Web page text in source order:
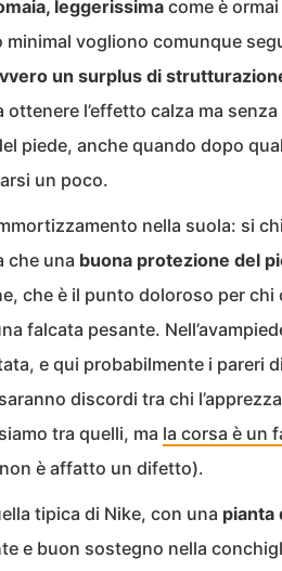
leggerissimacome è
vogliono comunque
un surplus di
ottenere l’effetto calza ma
piede, anche quando dopo
un poco.
nella suola: si
che una buona protezione del
che è il punto doloroso per
falcata pesante.
e qui probabilmente i pareri
discordi tra chi
tra quelli, ma la corsa è un
è affatto un difetto).
tipica di Nike, con una pianta
e buon sostegno nella